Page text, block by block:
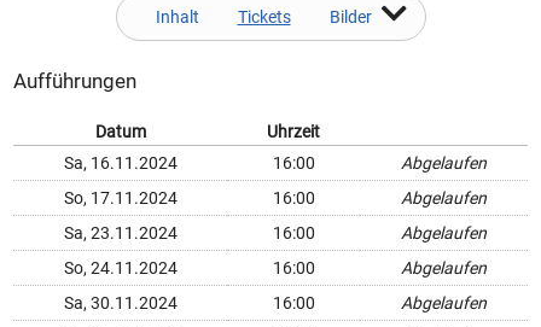
Inhalt Tickets Bilder
Aufführungen
Datum
Uhrzeit
Sa, 16.11.2024
16:00
Abgelaufen
So, 17.11.2024
16:00
Abgelaufen
Sa, 23.11.2024
16:00
Abgelaufen
So, 24.11.2024
16:00
Abgelaufen
Sa, 30.11.2024
16:00
Abgelaufen